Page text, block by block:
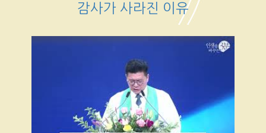
감사가 사라진 이유